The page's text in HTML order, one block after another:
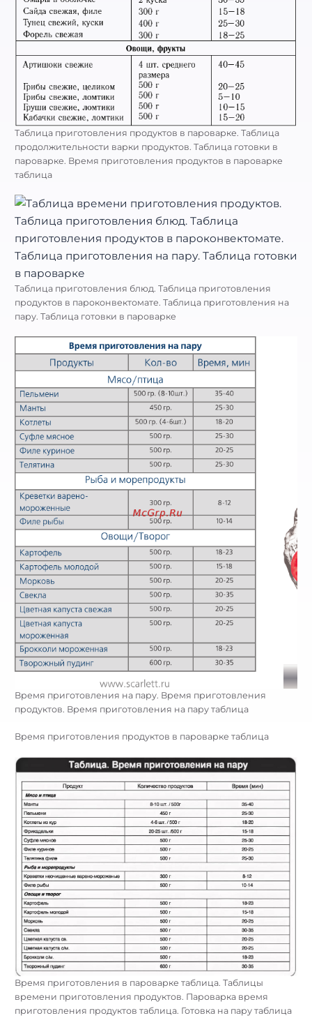
Таблица приготовления продуктов в пароварке. Таблица
продолжительности варки продуктов. Таблица готовки в
пароварке. Время приготовления продуктов в пароварке
таблица
Таблица приготовления блюд. Таблица приготовления
продуктов в пароконвектомате. Таблица приготовления на
пару. Таблица готовки в пароварке
Время приготовления на пару. Время приготовления
продуктов. Время приготовления на пару таблица
Время приготовления продуктов в пароварке таблица
Время приготовления в пароварке таблица. Таблицы
времени приготовления продуктов. Пароварка время
приготовления продуктов таблица. Готовка на пару таблица